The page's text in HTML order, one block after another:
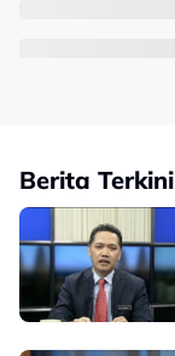
Berita Terkini